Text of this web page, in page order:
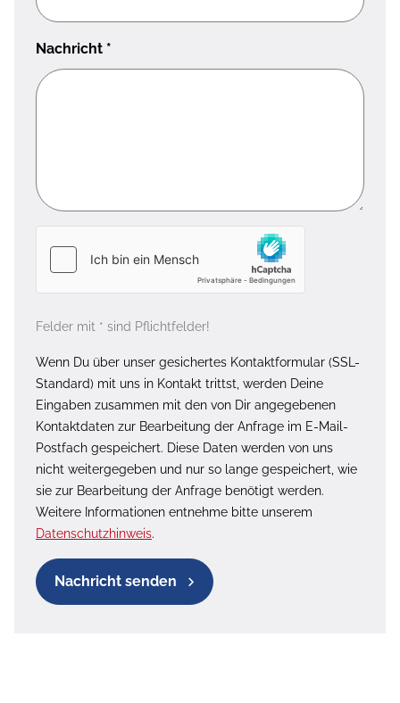
Nachricht *
Felder mit * sind Pflichtfelder!
Wenn Du über unser gesichertes Kontaktformular (SSL-
Standard) mit uns in Kontakt trittst, werden Deine
Eingaben zusammen mit den von Dir angegebenen
Kontaktdaten zur Bearbeitung der Anfrage im E-Mail-
Postfach gespeichert. Diese Daten werden von uns
nicht weitergegeben und nur so lange gespeichert, wie
sie zur Bearbeitung der Anfrage benötigt werden.
Weitere Informationen entnehme bitte unserem
Datenschutzhinweis.
Nachricht senden